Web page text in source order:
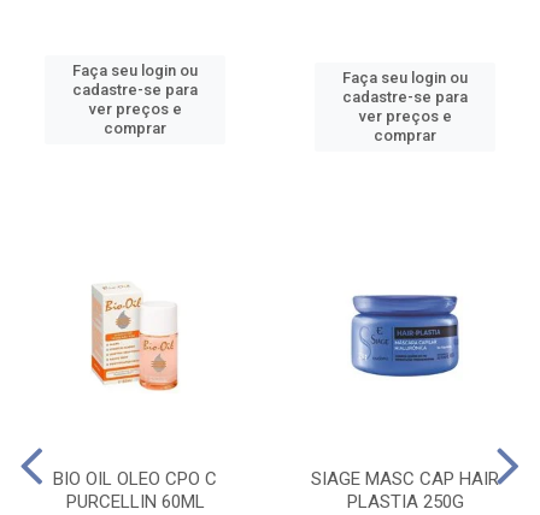
Faça seu login ou
cadastre-se para
ver preços e
comprar
Faça seu login ou
cadastre-se para
ver preços e
comprar
BIO OIL OLEO CPO C
PURCELLIN 60ML
SIAGE MASC CAP HAIR
PLASTIA 250G